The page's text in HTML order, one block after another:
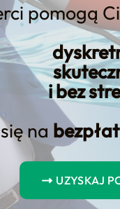
pomogą
i bez
na
UZYSKAJ
for